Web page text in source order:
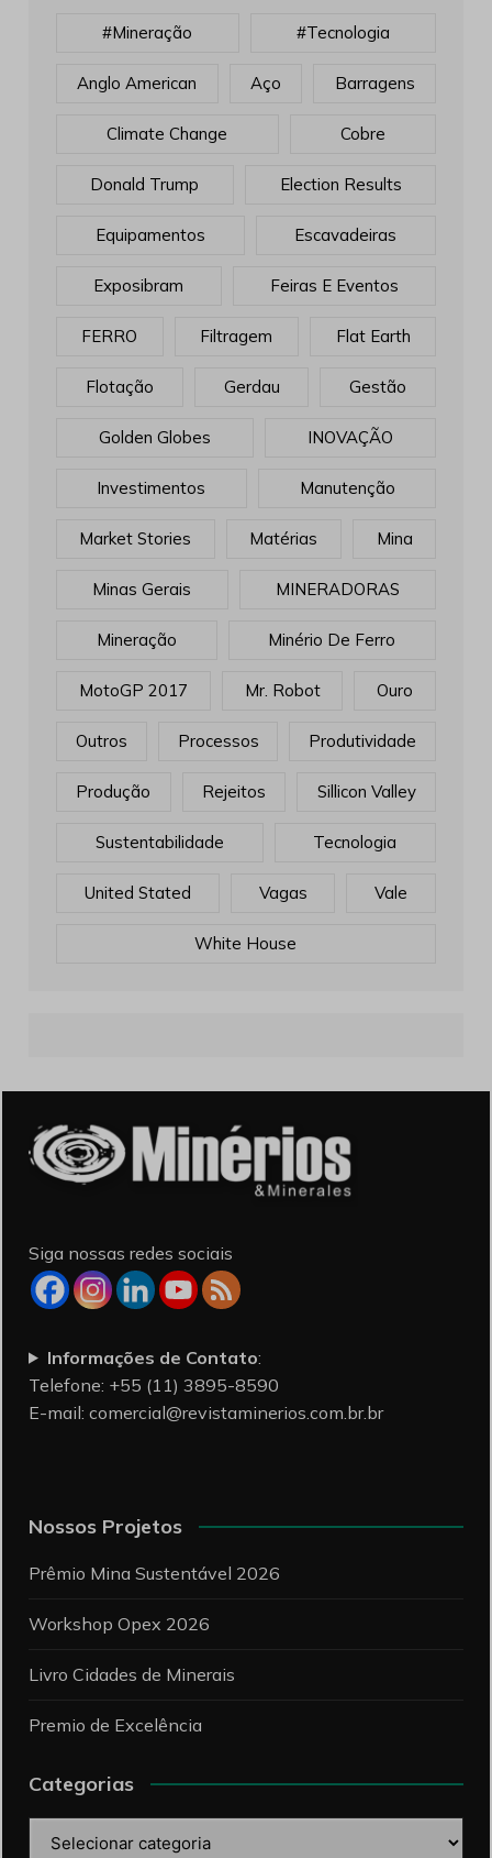
#mineração #tecnologia
Anglo American Aço Barragens
Climate Change Cobre
Donald Trump Election Results
Equipamentos Escavadeiras
Exposibram Feiras E Eventos
FERRO Filtragem Flat Earth
Flotação Gerdau Gestão
Golden Globes INOVAÇÃO
Investimentos Manutenção
Market Stories Matérias Mina
Minas Gerais MINERADORAS
Mineração Minério De Ferro
MotoGP 2017 Mr. Robot Ouro
Outros Processos Produtividade
Produção Rejeitos Sillicon Valley
Sustentabilidade Tecnologia
United Stated Vagas Vale
White House
Siga nossas redes sociais
Informações de Contato:
Telefone: +55 (11) 3895-8590
E-mail: comercial@revistaminerios.com.br.br
Nossos Projetos
Prêmio Mina Sustentável 2026
Workshop Opex 2026
Livro Cidades de Minerais
Premio de Excelência
Categorias